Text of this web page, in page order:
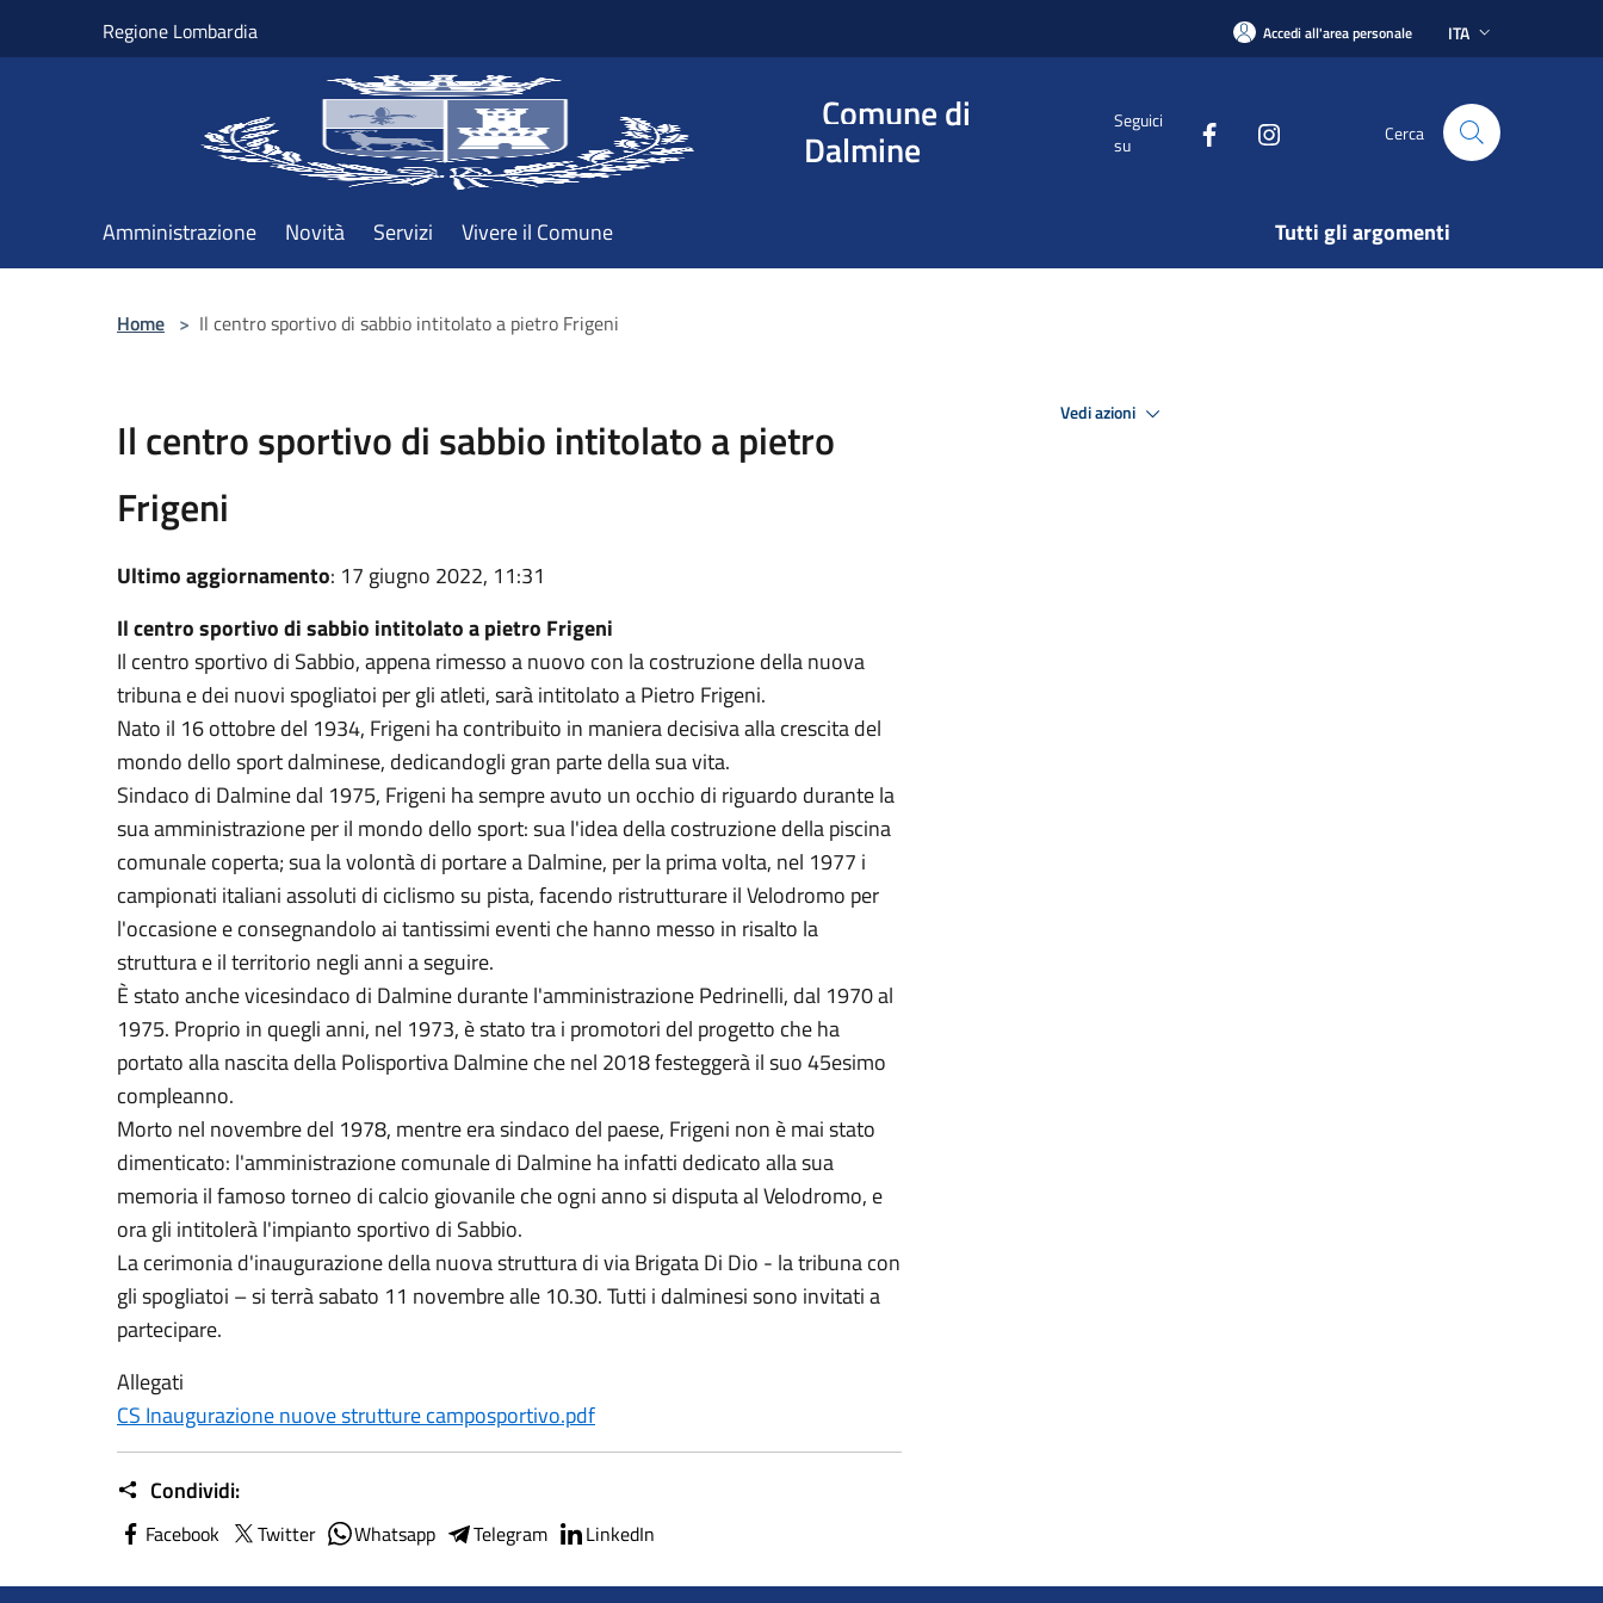
Regione Lombardia Accedi all'area personale ITA
Comune di
Dalmine
Seguici
su
Cerca
Amministrazione Novità Servizi Vivere il Comune Tutti gli argomenti
Home > Il centro sportivo di sabbio intitolato a pietro Frigeni
Il centro sportivo di sabbio intitolato a pietro
Frigeni
Ultimo aggiornamento: 17 giugno 2022, 11:31
Il centro sportivo di sabbio intitolato a pietro Frigeni
Il centro sportivo di Sabbio, appena rimesso a nuovo con la costruzione della nuova
tribuna e dei nuovi spogliatoi per gli atleti, sarà intitolato a Pietro Frigeni.
Nato il 16 ottobre del 1934, Frigeni ha contribuito in maniera decisiva alla crescita del
mondo dello sport dalminese, dedicandogli gran parte della sua vita.
Sindaco di Dalmine dal 1975, Frigeni ha sempre avuto un occhio di riguardo durante la
sua amministrazione per il mondo dello sport: sua l'idea della costruzione della piscina
comunale coperta; sua la volontà di portare a Dalmine, per la prima volta, nel 1977 i
campionati italiani assoluti di ciclismo su pista, facendo ristrutturare il Velodromo per
l'occasione e consegnandolo ai tantissimi eventi che hanno messo in risalto la
struttura e il territorio negli anni a seguire.
È stato anche vicesindaco di Dalmine durante l'amministrazione Pedrinelli, dal 1970 al
1975. Proprio in quegli anni, nel 1973, è stato tra i promotori del progetto che ha
portato alla nascita della Polisportiva Dalmine che nel 2018 festeggerà il suo 45esimo
compleanno.
Morto nel novembre del 1978, mentre era sindaco del paese, Frigeni non è mai stato
dimenticato: l'amministrazione comunale di Dalmine ha infatti dedicato alla sua
memoria il famoso torneo di calcio giovanile che ogni anno si disputa al Velodromo, e
ora gli intitolerà l'impianto sportivo di Sabbio.
La cerimonia d'inaugurazione della nuova struttura di via Brigata Di Dio - la tribuna con
gli spogliatoi – si terrà sabato 11 novembre alle 10.30. Tutti i dalminesi sono invitati a
partecipare.
Allegati
CS Inaugurazione nuove strutture camposportivo.pdf
Condividi:
Facebook Twitter Whatsapp Telegram LinkedIn
Vedi azioni